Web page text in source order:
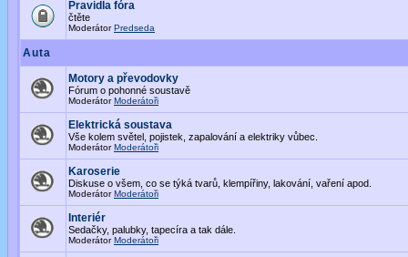
Pravidla fóra
čtěte
ModerátorPredseda
Auta
Motory a převodovky
Fórum o pohonné soustavě
ModerátorModerátoři
Elektrická soustava
Vše kolem světel, pojistek, zapalování a elektriky vůbec.
ModerátorModerátoři
Karoserie
Diskuse o všem, co se týká tvarů, klempířiny, lakování, vaření apod.
ModerátorModerátoři
Interiér
Sedačky, palubky, tapecíra a tak dále.
ModerátorModerátoři